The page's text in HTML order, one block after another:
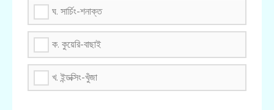
ঘ. সার্চিং-শনাক্ত
ক. কুয়েরি-বাছাই
খ. ইন্ডক্সিং-খুঁজা